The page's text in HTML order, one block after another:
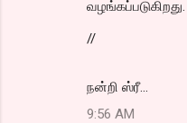
வழங்கப்படுகிறது.
//
நன்றி ஸ்ரீ...
9:56 AM